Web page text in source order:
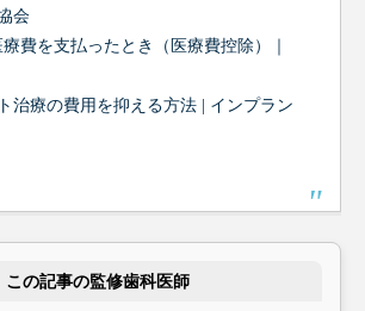
会
費を支払ったとき（医療費控除）｜
治療の費用を抑える方法 | インプラン
この記事の監修歯科医師